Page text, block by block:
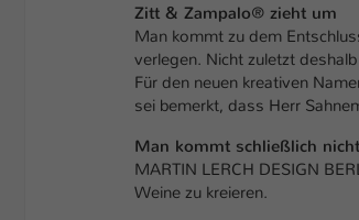
Zitt & Zampalo® zieht um
Man kommt zu dem
verlegen. Nicht zuletzt
Für den neuen kreativen
sei bemerkt, dass Herr
Man kommt schließlich
MARTIN LERCH DESIGN
Weine zu kreieren.